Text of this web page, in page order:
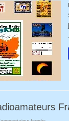
Revue
France
RAF
N°2-
Semaine
6-
2018!